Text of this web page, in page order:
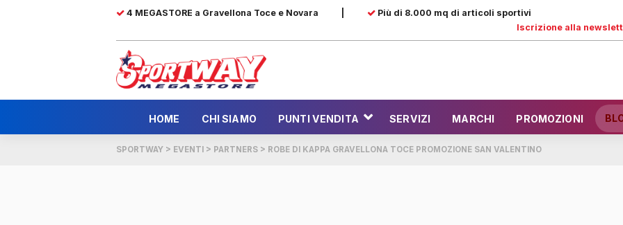
4 MEGASTORE a Gravellona Toce e Novara
Più di 8.000 mq di articoli sportivi
Iscrizione alla
HOME CHI SIAMO PUNTI VENDITA SERVIZI MARCHI PROMOZIONI
SPORTWAY > EVENTI > PARTNERS > ROBE DI KAPPA GRAVELLONA TOCE PROMOZIONE SAN VALENTINO